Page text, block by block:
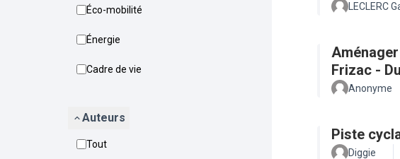
Éco-mobilité
Énergie
Cadre de vie
Auteurs
Tout
LECLERC
Frizac -
Anonyme
Piste
Diggie